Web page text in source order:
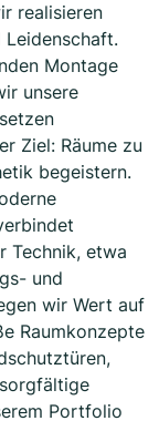
realisieren
Leidenschaft.
Montage
unsere
Ziel: Räume zu
begeistern.
Technik, etwa
und
wir Wert auf
Raumkonzepte
Portfolio